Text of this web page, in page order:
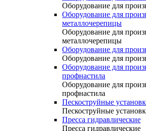
Оборудование для
Оборудование для
металлочерепицы
Оборудование для
металлочерепицы
Оборудование для
Оборудование для
Оборудование для
профнастила
Оборудование для
профнастила
Пескоструйные
Пескоструйные
Пресса гидравлические
Пресса гидравлические